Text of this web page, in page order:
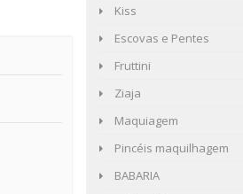
Kiss
Escovas e Pentes
Fruttini
Ziaja
Maquiagem
Pincéis maquilhagem
BABARIA